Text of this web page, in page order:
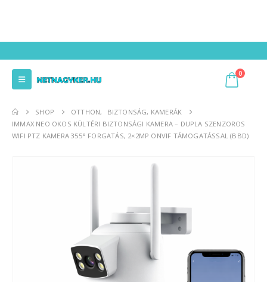
0
SHOP OTTHON,
BIZTONSÁG, KAMERÁK
IMMAX NEO OKOS KÜLTÉRI BIZTONSÁGI KAMERA – DUPLA SZENZOROS
WIFI PTZ KAMERA 355° FORGATÁS, 2×2MP ONVIF TÁMOGATÁSSAL (BBD)